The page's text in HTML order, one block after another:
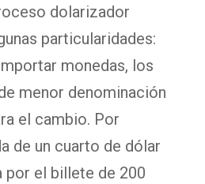
dolarizador
particularidades:
monedas, los
menor denominación
el cambio. Por
de un cuarto de dólar
por el billete de 200